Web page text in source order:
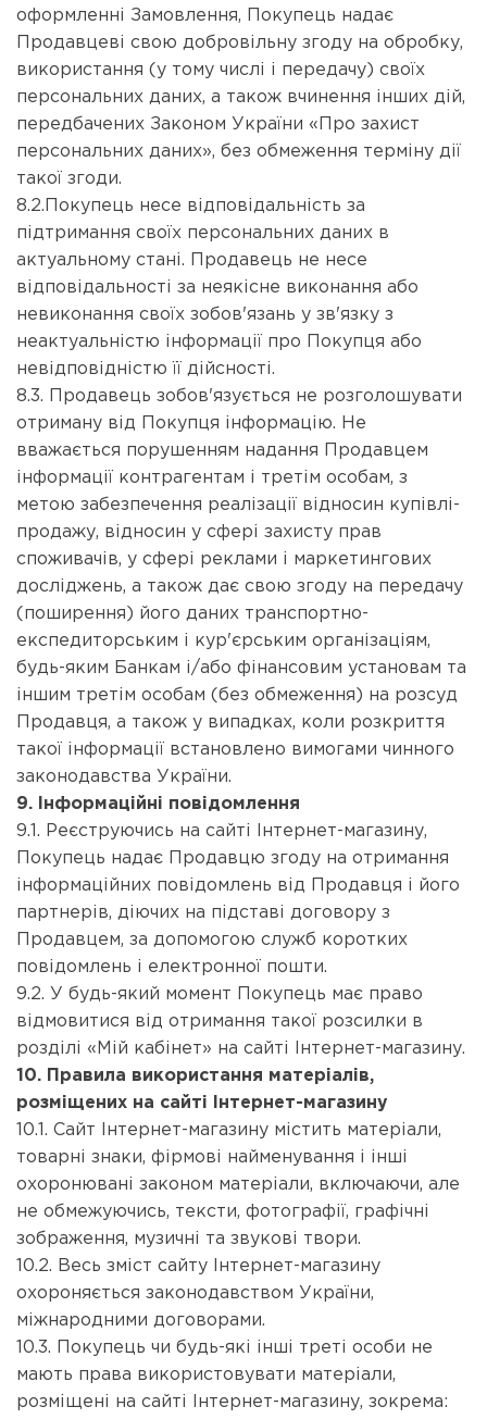
оформленні Замовлення, Покупець надає
Продавцеві свою добровільну згоду на обробку,
використання (у тому числі і передачу) своїх
персональних даних, а також вчинення інших дій,
передбачених Законом України «Про захист
персональних даних», без обмеження терміну дії
такої згоди.
8.2.Покупець несе відповідальність за
підтримання своїх персональних даних в
актуальному стані. Продавець не несе
відповідальності за неякісне виконання або
невиконання своїх зобов'язань у зв'язку з
неактуальністю інформації про Покупця або
невідповідністю її дійсності.
8.3. Продавець зобов'язується не розголошувати
отриману від Покупця інформацію. Не
вважається порушенням надання Продавцем
інформації контрагентам і третім особам, з
метою забезпечення реалізації відносин купівлі-
продажу, відносин у сфері захисту прав
споживачів, у сфері реклами і маркетингових
досліджень, а також дає свою згоду на передачу
(поширення) його даних транспортно-
експедиторським і кур'єрським організаціям,
будь-яким Банкам і/або фінансовим установам та
іншим третім особам (без обмеження) на розсуд
Продавця, а також у випадках, коли розкриття
такої інформації встановлено вимогами чинного
законодавства України.
9. Інформаційні повідомлення
9.1. Реєструючись на сайті Інтернет-магазину,
Покупець надає Продавцю згоду на отримання
інформаційних повідомлень від Продавця і його
партнерів, діючих на підставі договору з
Продавцем, за допомогою служб коротких
повідомлень і електронної пошти.
9.2. У будь-який момент Покупець має право
відмовитися від отримання такої розсилки в
розділі «Мій кабінет» на сайті Інтернет-магазину.
10. Правила використання матеріалів,
розміщених на сайті Інтернет-магазину
10.1. Сайт Інтернет-магазину містить матеріали,
товарні знаки, фірмові найменування і інші
охоронювані законом матеріали, включаючи, але
не обмежуючись, тексти, фотографії, графічні
зображення, музичні та звукові твори.
10.2. Весь зміст сайту Інтернет-магазину
охороняється законодавством України,
міжнародними договорами.
10.3. Покупець чи будь-які інші треті особи не
мають права використовувати матеріали,
розміщені на сайті Інтернет-магазину, зокрема: